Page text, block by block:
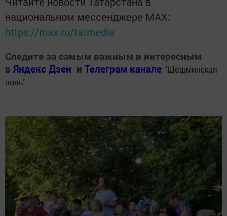
национальном мессенджере MАХ:
https://max.ru/tatmedia
Следите за самым важным и интересным
в Яндекс Дзен и Телеграм канале " Шешминская
новь"